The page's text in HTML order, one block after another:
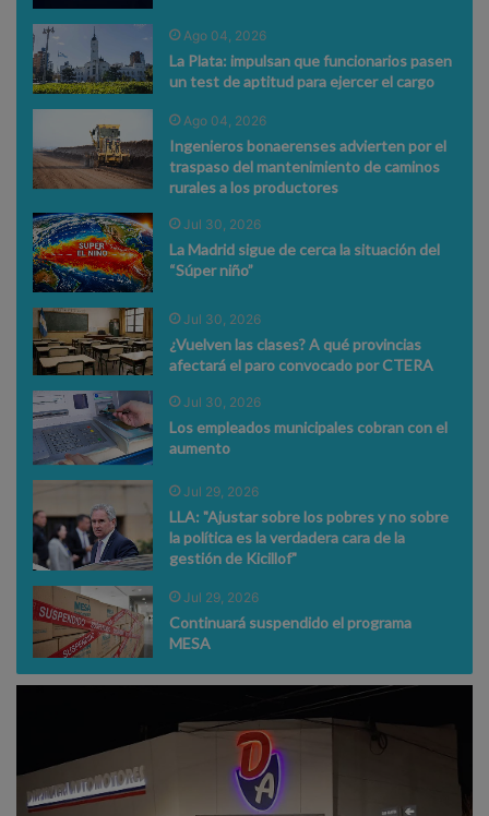
Ago 04, 2026
La Plata: impulsan que funcionarios pasen
un test de aptitud para ejercer el cargo
Ago 04, 2026
Ingenieros bonaerenses advierten por el
traspaso del mantenimiento de caminos
rurales a los productores
Jul 30, 2026
La Madrid sigue de cerca la situación del
“Súper niño”
Jul 30, 2026
¿Vuelven las clases? A qué provincias
afectará el paro convocado por CTERA
Jul 30, 2026
Los empleados municipales cobran con el
aumento
Jul 29, 2026
LLA: "Ajustar sobre los pobres y no sobre
la política es la verdadera cara de la
gestión de Kicillof"
Jul 29, 2026
Continuará suspendido el programa
MESA